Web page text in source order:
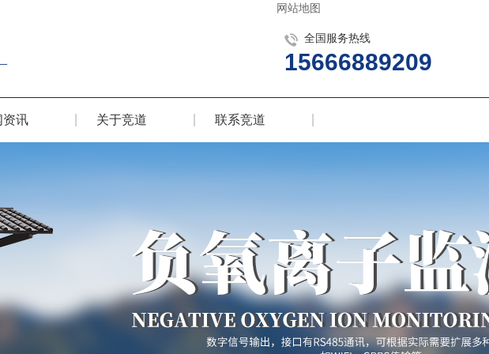
网站地图
全国服务热线
15666889209
资讯 关于竞道 联系竞道